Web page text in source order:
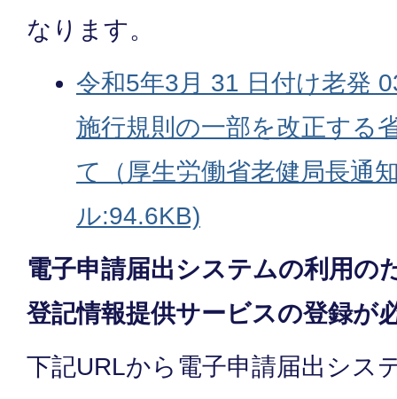
なります。
令和5年3月 31 日付け老発
施行規則の一部を改正する
て（厚生労働省老健局長通
ル:94.6KB)
電子申請届出システムの利用の
登記情報提供サービスの登録が
下記URLから電子申請届出シス